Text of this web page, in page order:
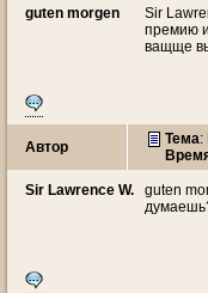
guten morgen
Sir
премию и
ващще
Автор Тема:
Sir Lawrence W.
guten